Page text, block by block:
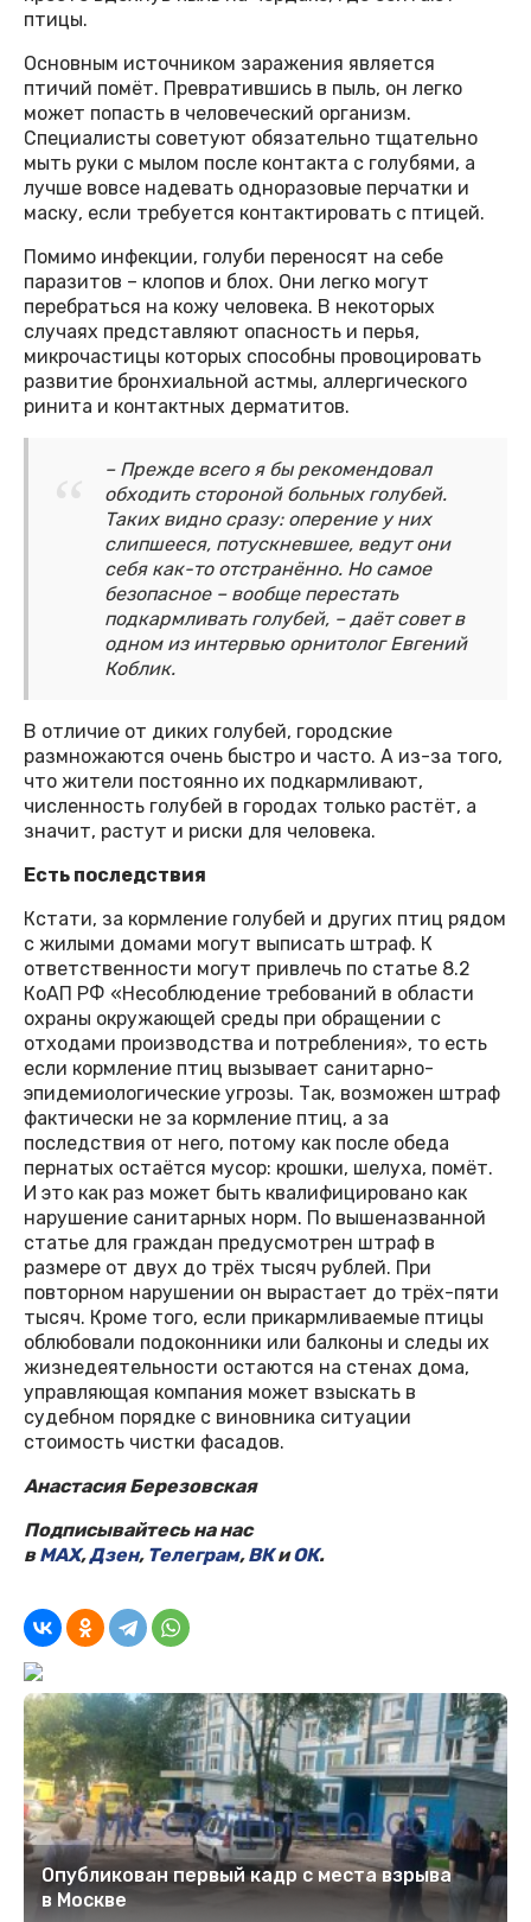
птицы.
Основным источником заражения является
птичий помёт. Превратившись в пыль, он легко
может попасть в человеческий организм.
Специалисты советуют обязательно тщательно
мыть руки с мылом после контакта с голубями, а
лучше вовсе надевать одноразовые перчатки и
маску, если требуется контактировать с птицей.
Помимо инфекции, голуби переносят на себе
паразитов – клопов и блох. Они легко могут
перебраться на кожу человека. В некоторых
случаях представляют опасность и перья,
микрочастицы которых способны провоцировать
развитие бронхиальной астмы, аллергического
ринита и контактных дерматитов.
– Прежде всего я бы рекомендовал
обходить стороной больных голубей.
Таких видно сразу: оперение у них
слипшееся, потускневшее, ведут они
себя как-то отстранённо. Но самое
безопасное – вообще перестать
подкармливать голубей, – даёт совет в
одном из интервью орнитолог Евгений
Коблик.
В отличие от диких голубей, городские
размножаются очень быстро и часто. А из-за того,
что жители постоянно их подкармливают,
численность голубей в городах только растёт, а
значит, растут и риски для человека.
Есть последствия
Кстати, за кормление голубей и других птиц рядом
с жилыми домами могут выписать штраф. К
ответственности могут привлечь по статье 8.2
КоАП РФ «Несоблюдение требований в области
охраны окружающей среды при обращении с
отходами производства и потребления», то есть
если кормление птиц вызывает санитарно-
эпидемиологические угрозы. Так, возможен штраф
фактически не за кормление птиц, а за
последствия от него, потому как после обеда
пернатых остаётся мусор: крошки, шелуха, помёт.
И это как раз может быть квалифицировано как
нарушение санитарных норм. По вышеназванной
статье для граждан преду­смотрен штраф в
размере от двух до трёх тысяч рублей. При
повторном нарушении он вырастает до трёх-пяти
тысяч. Кроме того, если прикармливаемые птицы
облюбовали подоконники или балконы и следы их
жизнедеятельности остаются на стенах дома,
управляющая компания может взыскать в
судебном порядке с виновника ситуации
стоимость чистки фасадов.
Анастасия Березовская
Подписывайтесь на нас
вMAX,Дзен, Телеграм,ВКиОК.
Опубликован первый кадр с места взрыва
в Москве